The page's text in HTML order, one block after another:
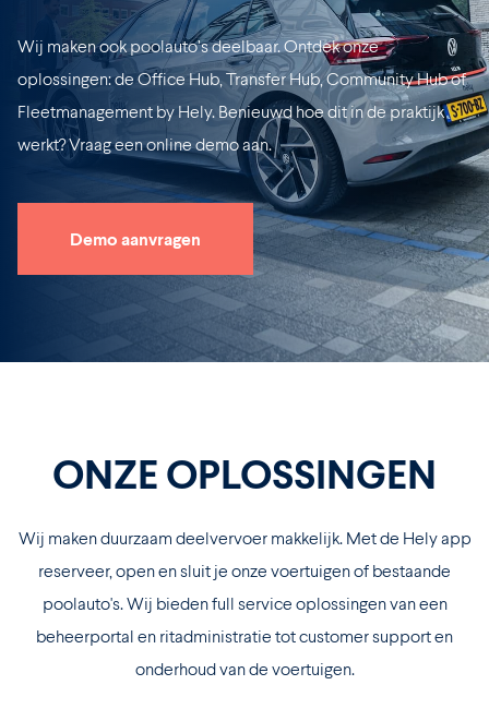
Wij maken ook poolauto’s deelbaar. Ontdek onze
oplossingen: deOffice Hub Transfer Hub,Community Hub of
Fleetmanagement by Hely. Benieuwd hoe dit in de praktijk
werkt? Vraag eenonline demoaan.
Demo aanvragen
ONZE OPLOSSINGEN
Wij maken duurzaam deelvervoer makkelijk. Met de Hely app
reserveer, open en sluit je onze voertuigen of bestaande
poolauto's. Wij bieden full service oplossingen van een
beheerportal en ritadministratie tot customer support en
onderhoud van de voertuigen.